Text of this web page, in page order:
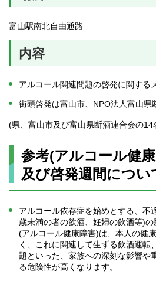
富山駅南北自由通路
内容
アルコール関連問題の啓発に関する
街頭啓発は富山市、NPO法人富山県
(県、富山市及び富山県断酒連合会の14
参考(アルコール健
及び啓発週間につい
アルコール依存症を始めとする、不
歳未満の者の飲酒、妊婦の飲酒等)
(アルコール健康障害)は、本人の健
く、これに関連して生ずる飲酒運転
題といった、家族への深刻な影響や
る危険性が高くなります。